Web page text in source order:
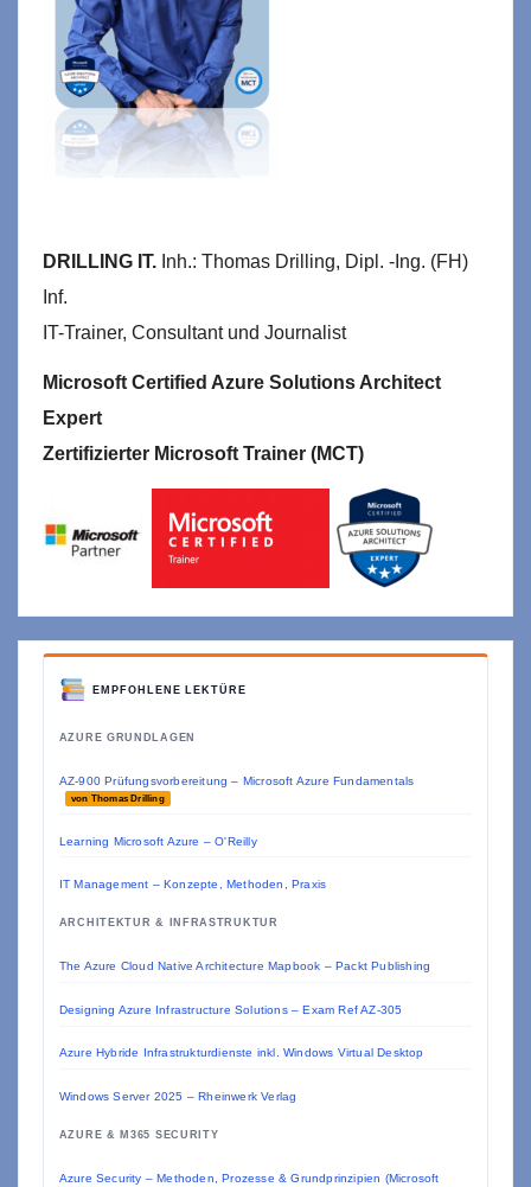
DRILLING IT. Inh.: Thomas Drilling, Dipl. -Ing. (FH)
Inf.
IT-Trainer, Consultant und Journalist
Microsoft Certified Azure Solutions Architect
Expert
Zertifizierter Microsoft Trainer (MCT)
EMPFOHLENE LEKTÜRE
AZURE GRUNDLAGEN
AZ-900 Prüfungsvorbereitung – Microsoft Azure Fundamentals
von Thomas Drilling
Learning Microsoft Azure – O'Reilly
IT Management – Konzepte, Methoden, Praxis
ARCHITEKTUR & INFRASTRUKTUR
The Azure Cloud Native Architecture Mapbook – Packt Publishing
Designing Azure Infrastructure Solutions – Exam Ref AZ-305
Azure Hybride Infrastrukturdienste inkl. Windows Virtual Desktop
Windows Server 2025 – Rheinwerk Verlag
AZURE & M365 SECURITY
Azure Security – Methoden, Prozesse & Grundprinzipien (Microsoft